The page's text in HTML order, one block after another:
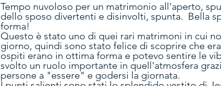
Tempo nuvoloso per un matrimonio all'aperto,
dello sposo divertenti e disinvolti, spunta. Bella
forma!
Questo è stato uno di quei rari matrimoni in cui
giorno, quindi sono stato felice di scoprire che
ospiti erano in ottima forma e potevo sentire le
svolto un ruolo importante in quell'atmosfera
persone a "essere" e godersi la giornata.